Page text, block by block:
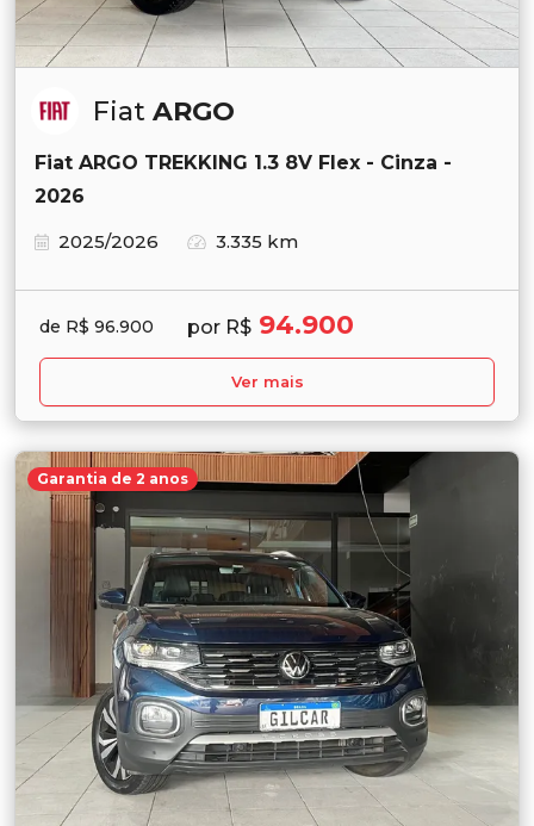
Fiat ARGO
Fiat ARGO TREKKING 1.3 8V Flex - Cinza -
2026
2025/2026
3.335 km
de R$ 96.900 por R$ 94.900
Ver mais
Garantia de 2 anos